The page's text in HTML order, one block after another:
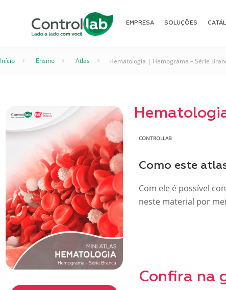
EMPRESA SOLUÇÕES
Início Ensino Atlas Hematologia | Hemograma – Série
CONTROLLAB
Como este
Com ele é possível
neste material por
Confira na